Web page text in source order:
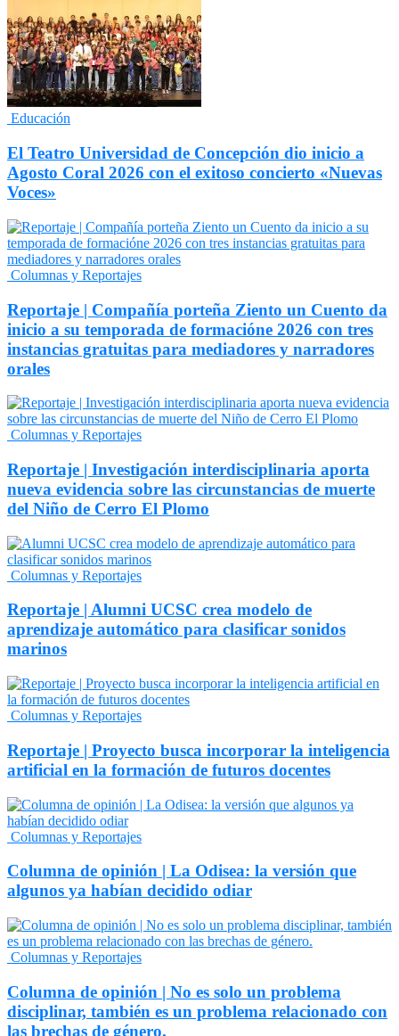
Educación
El Teatro Universidad de Concepción dio inicio a
Agosto Coral 2026 con el exitoso concierto «Nuevas
Voces»
Columnas y Reportajes
Reportaje | Compañía porteña Ziento un Cuento da
inicio a su temporada de formacióne 2026 con tres
instancias gratuitas para mediadores y narradores
orales
Columnas y Reportajes
Reportaje | Investigación interdisciplinaria aporta
nueva evidencia sobre las circunstancias de muerte
del Niño de Cerro El Plomo
Columnas y Reportajes
Reportaje | Alumni UCSC crea modelo de
aprendizaje automático para clasificar sonidos
marinos
Columnas y Reportajes
Reportaje | Proyecto busca incorporar la inteligencia
artificial en la formación de futuros docentes
Columnas y Reportajes
Columna de opinión | La Odisea: la versión que
algunos ya habían decidido odiar
Columnas y Reportajes
Columna de opinión | No es solo un problema
disciplinar, también es un problema relacionado con
las brechas de género.